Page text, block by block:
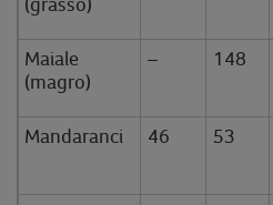
Maiale
(magro)
– 148
Mandaranci 46 53